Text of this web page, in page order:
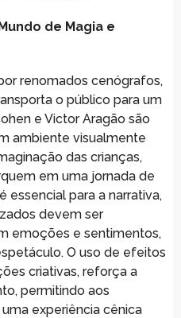
de Magia e
renomados cenógrafos,
o público para um
e Victor Aragão são
ambiente visualmente
das crianças,
em uma jornada de
essencial para a narrativa,
devem ser
emoções e sentimentos,
O uso de efeitos
criativas, reforça a
permitindo aos
experiência cênica